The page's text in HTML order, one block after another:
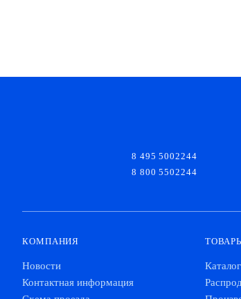
8 495 5002244
8 800 5502244
КОМПАНИЯ
Новости
Контактная информация